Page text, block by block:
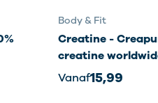
Body & Fit
Creatine -
creatine
Vanaf15,99